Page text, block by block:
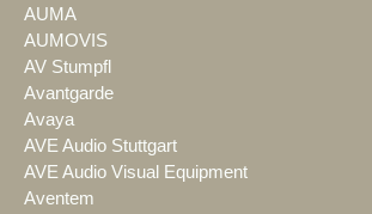
AUMA
AUMOVIS
AV Stumpfl
Avantgarde
Avaya
AVE Audio Stuttgart
AVE Audio Visual Equipment
Aventem